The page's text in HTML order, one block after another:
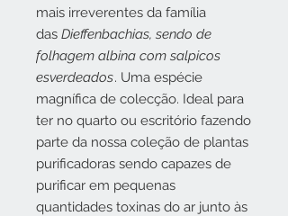
mais irreverentes da família
das Dieffenbachias, sendo de
folhagem albina com salpicos
esverdeados. Uma espécie
magnífica de colecção. Ideal para
ter no quarto ou escritório fazendo
parte da nossa coleção de plantas
purificadoras sendo capazes de
purificar em pequenas
quantidades toxinas do ar junto às